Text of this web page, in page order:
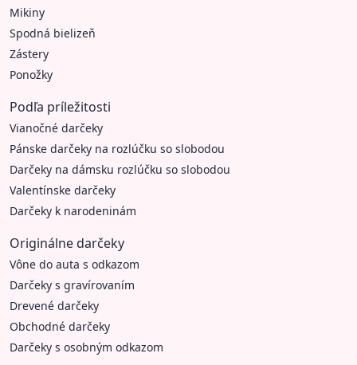
Mikiny
Spodná bielizeň
Zástery
Ponožky
Podľa príležitosti
Vianočné darčeky
Pánske darčeky na rozlúčku so slobodou
Darčeky na dámsku rozlúčku so slobodou
Valentínske darčeky
Darčeky k narodeninám
Originálne darčeky
Vône do auta s odkazom
Darčeky s gravírovaním
Drevené darčeky
Obchodné darčeky
Darčeky s osobným odkazom